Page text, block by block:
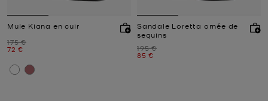
Mule Kiana en cuir
Prix initial
175 €
Prix actuel
72 €
Sandale Loretta ornée de
sequins
Prix initial
195 €
Prix actuel
85 €